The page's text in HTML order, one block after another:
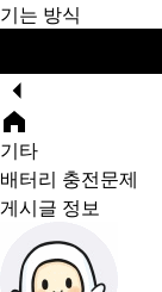
기는 방식
기타
배터리 충전문제
게시글 정보